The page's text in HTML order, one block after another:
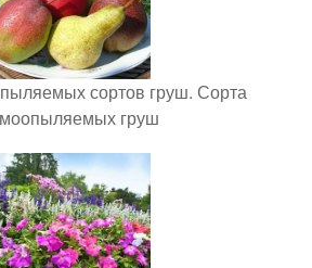
сортов груш. Сорта
груш